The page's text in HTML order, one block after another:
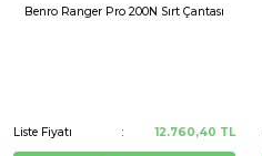
Benro Ranger Pro 200N Sırt Çantası
Liste Fiyatı 12.760,40 TL